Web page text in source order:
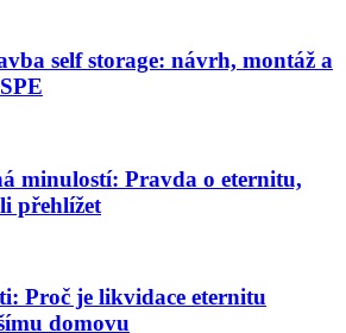
self storage: návrh, montáž a
minulostí: Pravda o eternitu,
přehlížet
Proč je likvidace eternitu
domovu